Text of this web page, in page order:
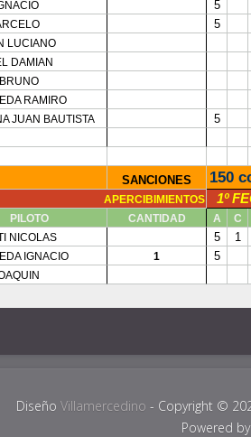
Diseño Villamercedino - Copyright ©
Powered